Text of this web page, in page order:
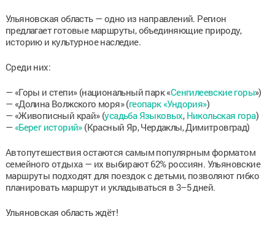
Ульяновская область — одно из направлений. Регион
предлагает готовые маршруты, объединяющие природу,
историю и культурное наследие.
Среди них:
— «Горы и степи» (национальный парк «Сенгилеевские горы»)
— «Долина Волжского моря» (геопарк «Ундория»)
— «Живописный край» (усадьба Языковых, Никольская гора)
— «Берег историй»(Красный Яр, Чердаклы, Димитровград)
Автопутешествия остаются самым популярным форматом
семейного отдыха — их выбирают 62% россиян. Ульяновские
маршруты подходят для поездок с детьми, позволяют гибко
планировать маршрут и укладываться в 3–5 дней.
Ульяновская область ждёт!